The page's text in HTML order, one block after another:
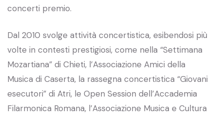
concerti premio.
Dal 2010 svolge attività concertistica, esibendosi più
volte in contesti prestigiosi, come nella “Settimana
Mozartiana” di Chieti, l’Associazione Amici della
Musica di Caserta, la rassegna concertistica “Giovani
esecutori” di Atri, le Open Session dell’Accademia
Filarmonica Romana, l’Associazione Musica e Cultura